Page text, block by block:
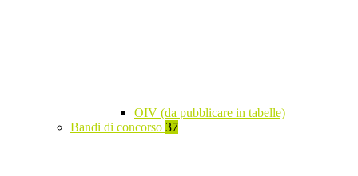
OIV (da pubblicare in tabelle)
Bandi di concorso 37